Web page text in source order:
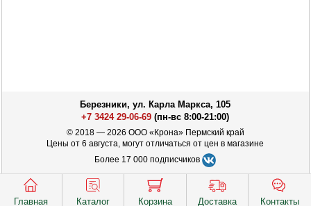
Главная Каталог Корзина Доставка Контакты
Березники, ул. Карла Маркса, 105
+7 3424 29-06-69 (пн-вс 8:00-21:00)
© 2018 — 2026 ООО «Крона» Пермский край
Цены от 6 августа, могут отличаться от цен в магазине
Более 17 000 подписчиков